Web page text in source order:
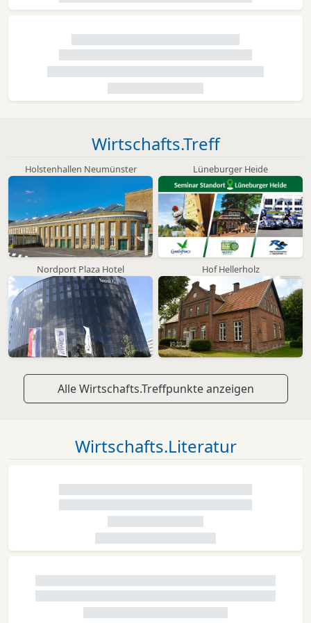
Wirtschafts.Treff
Holstenhallen Neumünster Lüneburger Heide
Nordport Plaza Hotel Hof Hellerholz
Alle Wirtschafts.Treffpunkte anzeigen
Wirtschafts.Literatur